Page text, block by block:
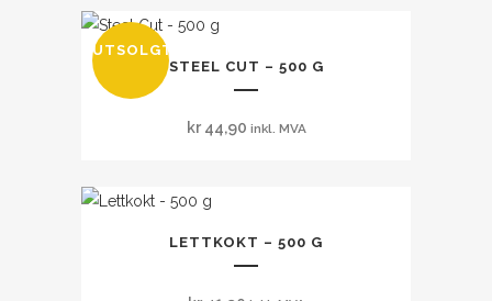
UTSOLGT
STEEL CUT – 500 G
kr44,90 inkl. MVA
LETTKOKT – 500 G